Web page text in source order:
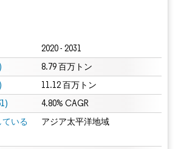
2020 - 2031
8.79 百万トン
11.12 百万トン
4.80% CAGR
いる
アジア太平洋地域